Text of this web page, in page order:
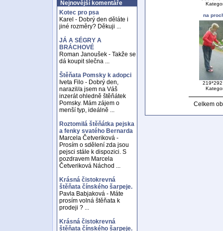
Nejnovější komentáře
Kotec pro psa
Karel - Dobrý den děláte i
jiné rozměry? Děkuji ...
JÁ A SÉGRY A
BRÁCHOVÉ
Roman Janoušek - Takže se
dá koupit slečna ...
Štěňata Pomsky k adopci
Iveta Filo - Dobrý den,
narazil/a jsem na Váš
inzerát ohledně štěňátek
Pomsky. Mám zájem o
menší typ, ideálně ...
Roztomilá štěňátka pejska
a fenky svatého Bernarda
Marcela Četveriková -
Prosím o sdělení zda jsou
pejsci stále k dispozici. S
pozdravem Marcela
Četveriková Náchod ...
Krásná čistokrevná
štěňata čínského šarpeje.
Pavla Babjaková - Máte
prosím volná štěňata k
prodeji ? ...
Krásná čistokrevná
štěňata čínského šarpeje.
na
Celkem